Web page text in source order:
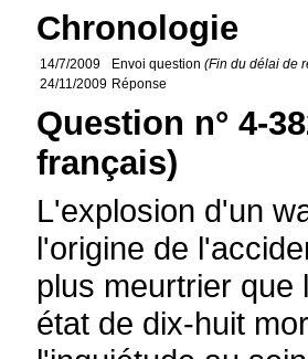
Chronologie
14/7/2009 Envoi question(Fin du délai de
24/11/2009 Réponse
Question n° 4-
français)
L'explosion d'un
l'origine de
plus meurtrier que
état de dix-huit